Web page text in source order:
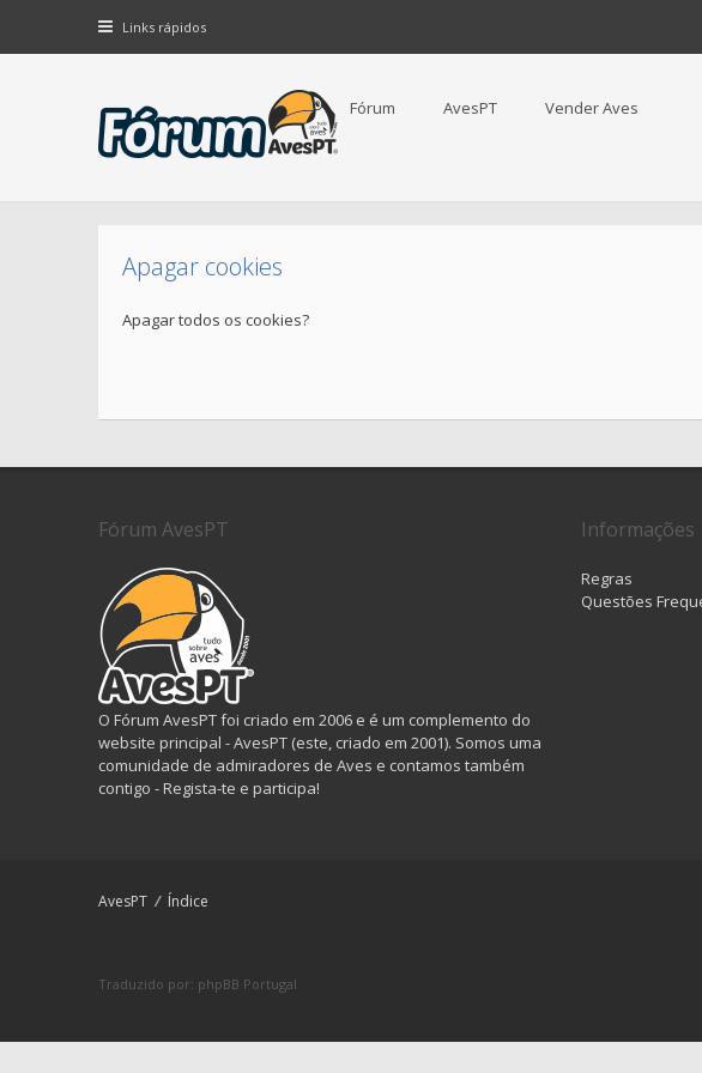
Links rápidos
Fórum AvesPT Vender Aves
Apagar cookies
Apagar todos os cookies?
Fórum AvesPT
O Fórum AvesPT foi criado em 2006 e é um complemento do
website principal - AvesPT (este, criado em 2001). Somos uma
comunidade de admiradores de Aves e contamos também
contigo - Regista-te e participa!
Informações
Regras
Questões
AvesPT Índice
Traduzido por: phpBB Portugal